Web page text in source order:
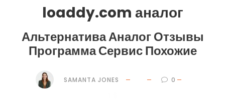
loaddy.com аналог
Альтернатива Аналог Отзывы
Программа Сервис Похожие
SAMANTA JONES 0